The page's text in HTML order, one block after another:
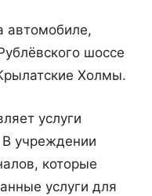
автомобиле,
шоссе
Холмы.
услуги
учреждении
которые
услуги для